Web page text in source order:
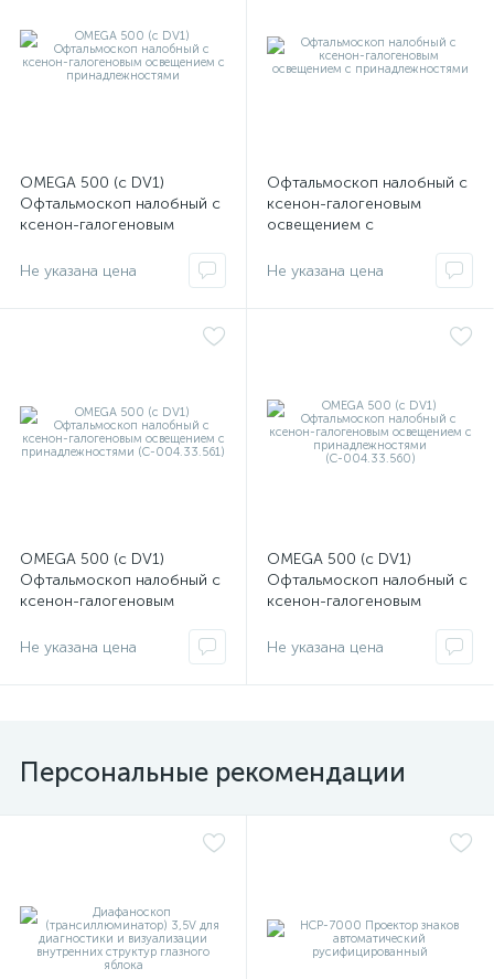
OMEGA 500 (с DV1)
Офтальмоскоп налобный с
ксенон-галогеновым
принадлежностями
Не указана цена
Офтальмоскоп налобный с
ксенон-галогеновым
освещением с
Не указана цена
OMEGA 500 (с DV1)
Офтальмоскоп налобный с
ксенон-галогеновым
принадлежностями
Не указана цена
OMEGA 500 (с DV1)
Офтальмоскоп налобный с
ксенон-галогеновым
принадлежностями
Не указана цена
Персональные рекомендации